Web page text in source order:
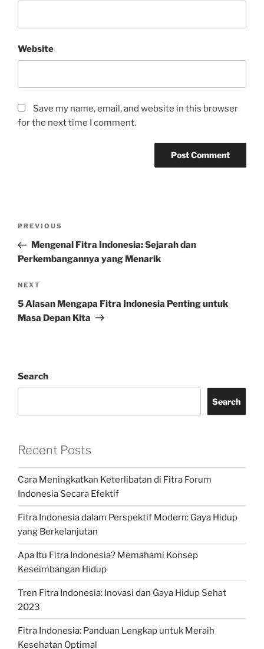
Website
Save my name, email, and website in this browser
for the next time I comment.
Previous
Post
PREVIOUS
Mengenal Fitra Indonesia: Sejarah dan
Perkembangannya yang Menarik
Next
Post
NEXT
5 Alasan Mengapa Fitra Indonesia Penting untuk
Masa Depan Kita
Search
Search
Recent Posts
Cara Meningkatkan Keterlibatan di Fitra Forum
Indonesia Secara Efektif
Fitra Indonesia dalam Perspektif Modern: Gaya Hidup
yang Berkelanjutan
Apa Itu Fitra Indonesia? Memahami Konsep
Keseimbangan Hidup
Tren Fitra Indonesia: Inovasi dan Gaya Hidup Sehat
2023
Fitra Indonesia: Panduan Lengkap untuk Meraih
Kesehatan Optimal